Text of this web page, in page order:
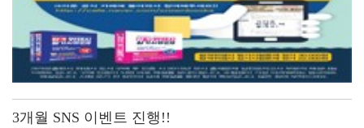
3개월 SNS 이벤트 진행!!